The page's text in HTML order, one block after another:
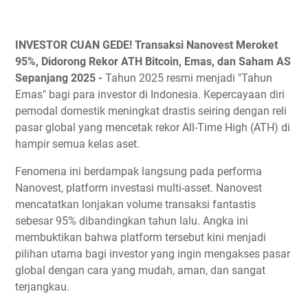
INVESTOR CUAN GEDE! Transaksi Nanovest Meroket
95%, Didorong Rekor ATH Bitcoin, Emas, dan Saham AS
Sepanjang 2025 - Tahun 2025 resmi menjadi "Tahun
Emas" bagi para investor di Indonesia. Kepercayaan diri
pemodal domestik meningkat drastis seiring dengan reli
pasar global yang mencetak rekor All-Time High (ATH) di
hampir semua kelas aset.
Fenomena ini berdampak langsung pada performa
Nanovest, platform investasi multi-asset. Nanovest
mencatatkan lonjakan volume transaksi fantastis
sebesar 95% dibandingkan tahun lalu. Angka ini
membuktikan bahwa platform tersebut kini menjadi
pilihan utama bagi investor yang ingin mengakses pasar
global dengan cara yang mudah, aman, dan sangat
terjangkau.